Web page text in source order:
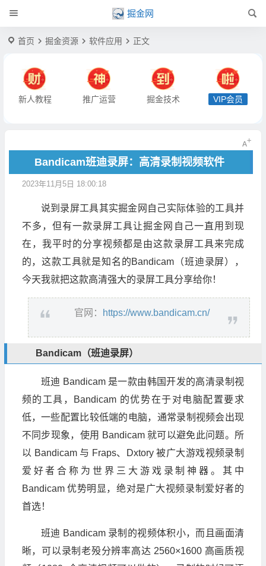
掘金网
首页 掘金资源 软件应用 正文
新人教程 推广运营 掘金技术 VIP会员
Bandicam班迪录屏：高清录制视频软件
2023年11月5日 18:00:18
说到录屏工具其实掘金网自己实际体验的工具并
不多，但有一款录屏工具让掘金网自己一直用到现
在，我平时的分享视频都是由这款录屏工具来完成
的，这款工具就是知名的Bandicam（班迪录屏），
今天我就把这款高清强大的录屏工具分享给你！
官网： https://www.bandicam.cn/
Bandicam（班迪录屏）
班迪 Bandicam 是一款由韩国开发的高清录制视
频的工具，Bandicam 的优势在于对电脑配置要求
低，一些配置比较低端的电脑，通常录制视频会出现
不同步现象，使用 Bandicam 就可以避免此问题。所
以 Bandicam 与 Fraps、Dxtory 被广大游戏视频录制
爱好者合称为世界三大游戏录制神器。其中
Bandicam 优势明显，绝对是广大视频录制爱好者的
首选！
班迪 Bandicam 录制的视频体积小，而且画面清
晰，可以录制老殁分辨率高达 2560×1600 高画质视